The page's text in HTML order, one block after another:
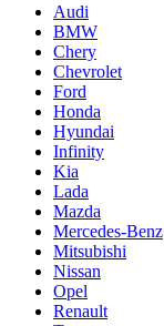
Audi
BMW
Chery
Chevrolet
Ford
Honda
Hyundai
Infinity
Kia
Lada
Mazda
Mercedes-Benz
Mitsubishi
Nissan
Opel
Renault